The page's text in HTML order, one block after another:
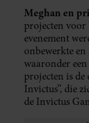
Meghan en
projecten voor
evenement
onbewerkte
waaronder
projecten is
Invictus”, die
de Invictus